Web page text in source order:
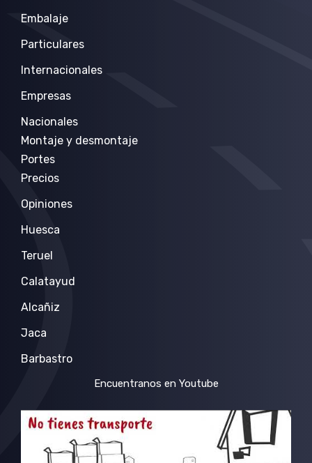
Embalaje
Particulares
Internacionales
Empresas
Nacionales
Montaje y desmontaje
Portes
Precios
Opiniones
Huesca
Teruel
Calatayud
Alcañiz
Jaca
Barbastro
Encuentranos en Youtube